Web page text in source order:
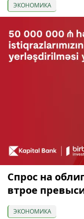
ЭКОНОМИКА
Спрос на
втрое
ЭКОНОМИКА